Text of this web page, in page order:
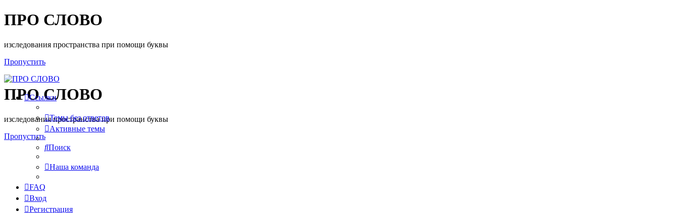
ПРО СЛОВО
изследования пространства при помощи буквы
Пропустить
ПРО СЛОВО
изследования пространства при помощи буквы
Пропустить
Ссылки
Темы без ответов
Активные темы
Поиск
Наша команда
FAQ
Вход
Регистрация